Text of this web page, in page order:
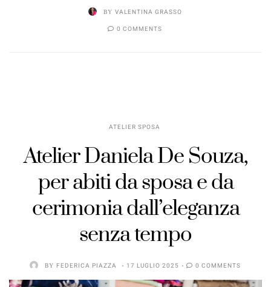
BY VALENTINA GRASSO
0 COMMENTS
ATELIER SPOSA
Atelier Daniela De Souza,
per abiti da sposa e da
cerimonia dall’eleganza
senza tempo
BY FEDERICA PIAZZA 17 LUGLIO 2025 0 COMMENTS